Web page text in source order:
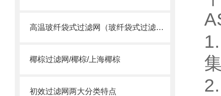
高温玻纤袋式过滤网（玻纤袋式过滤器）
椰棕过滤网/椰棕/上海椰棕
初效过滤网两大分类特点